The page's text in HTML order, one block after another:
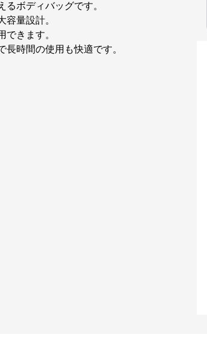
ボディバッグです。
量設計。
できます。
時間の使用も快適です。